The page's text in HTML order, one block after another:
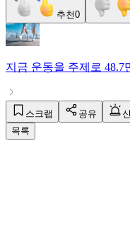
추천0
지금 운동을 주제로 48.7
스크랩 공유
목록